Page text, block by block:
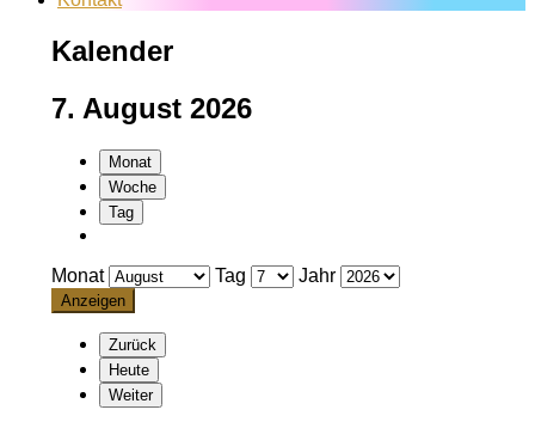
Kalender
7. August 2026
Monat
Woche
Tag
Monat Tag Jahr
Zurück
Heute
Weiter